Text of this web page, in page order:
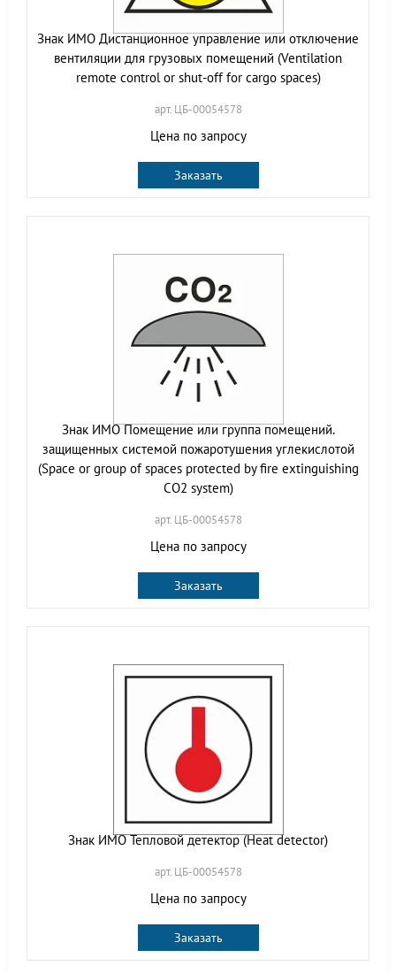
Знак ИМО Дистанционное управление или отключение
вентиляции для грузовых помещений (Ventilation
remote control or shut-off for cargo spaces)
арт. ЦБ-00054578
Цена по запросу
Заказать
Знак ИМО Помещение или группа помещений.
защищенных системой пожаротушения углекислотой
(Space or group of spaces protected by fire extinguishing
CO2 system)
арт. ЦБ-00054578
Цена по запросу
Заказать
Знак ИМО Тепловой детектор (Heat detector)
арт. ЦБ-00054578
Цена по запросу
Заказать